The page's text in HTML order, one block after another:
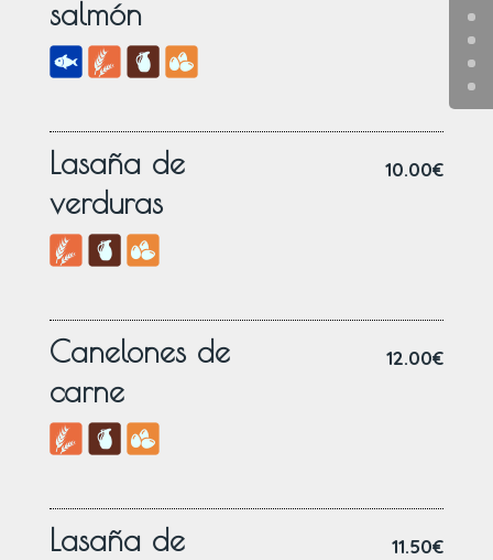
salmón
Lasaña de
verduras
10.00€
Canelones de
carne
12.00€
Lasaña de
11.50€